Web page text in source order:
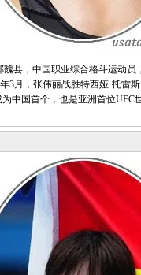
县，中国职业综合格斗运动员
3月，张伟丽战胜特西娅·托雷
中国首个，也是亚洲首位UFC